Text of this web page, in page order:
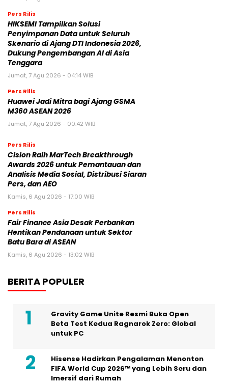
Pers Rilis
HIKSEMI Tampilkan Solusi
Penyimpanan Data untuk Seluruh
Skenario di Ajang DTI Indonesia 2026,
Dukung Pengembangan AI di Asia
Tenggara
Jumat, 7 Agu 2026 - 04:14 WIB
Pers Rilis
Huawei Jadi Mitra bagi Ajang GSMA
M360 ASEAN 2026
Jumat, 7 Agu 2026 - 00:42 WIB
Pers Rilis
Cision Raih MarTech Breakthrough
Awards 2026 untuk Pemantauan dan
Analisis Media Sosial, Distribusi Siaran
Pers, dan AEO
Kamis, 6 Agu 2026 - 17:00 WIB
Pers Rilis
Fair Finance Asia Desak Perbankan
Hentikan Pendanaan untuk Sektor
Batu Bara di ASEAN
Kamis, 6 Agu 2026 - 13:02 WIB
BERITA POPULER
Gravity Game Unite Resmi Buka Open
Beta Test Kedua Ragnarok Zero: Global
untuk PC
Hisense Hadirkan Pengalaman Menonton
FIFA World Cup 2026™ yang Lebih Seru dan
Imersif dari Rumah